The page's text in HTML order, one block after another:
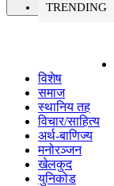
TRENDING
विशेष
समाज
स्थानिय तह
विचार/साहित्य
अर्थ-बाणिज्य
मनोरञ्जन
खेलकुद
युनिकोड